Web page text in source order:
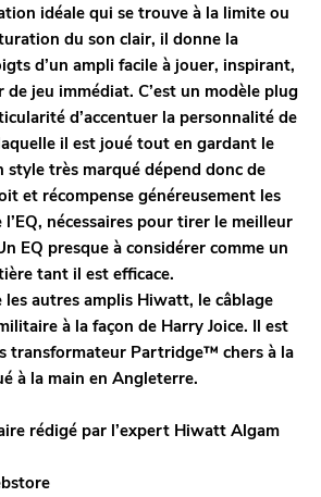
idéale qui se trouve à la limite ou
du son clair, il donne la
d’un ampli facile à jouer, inspirant,
jeu immédiat. C’est un modèle plug
d’accentuer la personnalité de
il est joué tout en gardant le
très marqué dépend donc de
et récompense généreusement les
nécessaires pour tirer le meilleur
EQ presque à considérer comme un
tant il est efficace.
autres amplis Hiwatt, le câblage
à la façon de Harry Joice. Il est
transformateur Partridge™ chers à la
à la main en Angleterre.
rédigé par l’expert HiwattAlgam